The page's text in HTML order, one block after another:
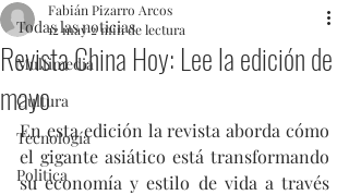
Todas las noticias
Multimedia
Cultura
Tecnología
Politica
Revista China Hoy: Lee la edición de
mayo
Fabián Pizarro Arcos
12 may2 min de lectura
En esta edición la revista aborda cómo
el gigante asiático está transformando
su economía y estilo de vida a través